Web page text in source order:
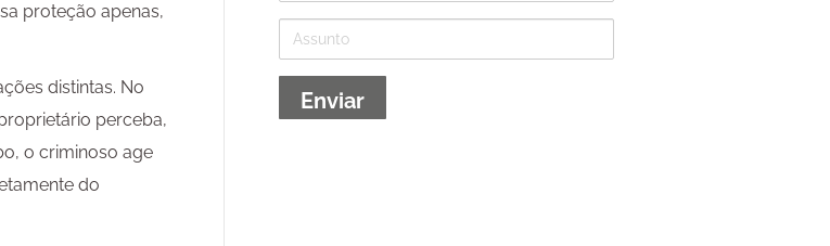
proteção apenas,
distintas. No
perceba,
o criminoso age
do
Assunto